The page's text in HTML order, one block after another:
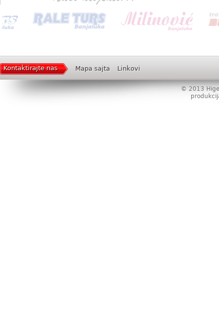
Kontaktirajte nas Mapa sajta Linkovi
© 2013